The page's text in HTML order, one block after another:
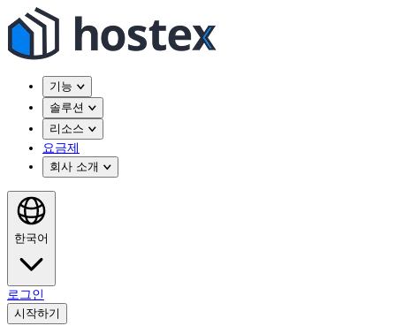
기능
솔루션
리소스
요금제
회사 소개
한국어
로그인
시작하기